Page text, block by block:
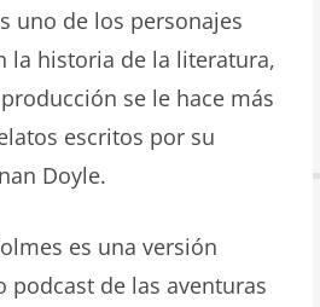
uno de los personajes
la historia de la literatura,
se le hace más
escritos por su
Doyle.
es una versión
de las aventuras